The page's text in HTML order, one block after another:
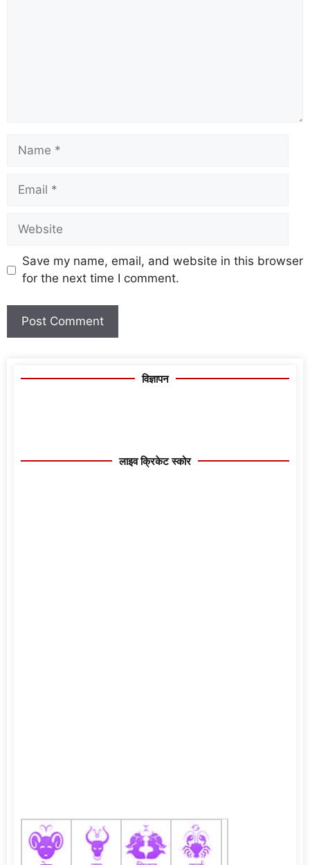
Save my name, email, and website in this browser
for the next time I comment.
विज्ञापन
लाइव क्रिकेट स्कोर